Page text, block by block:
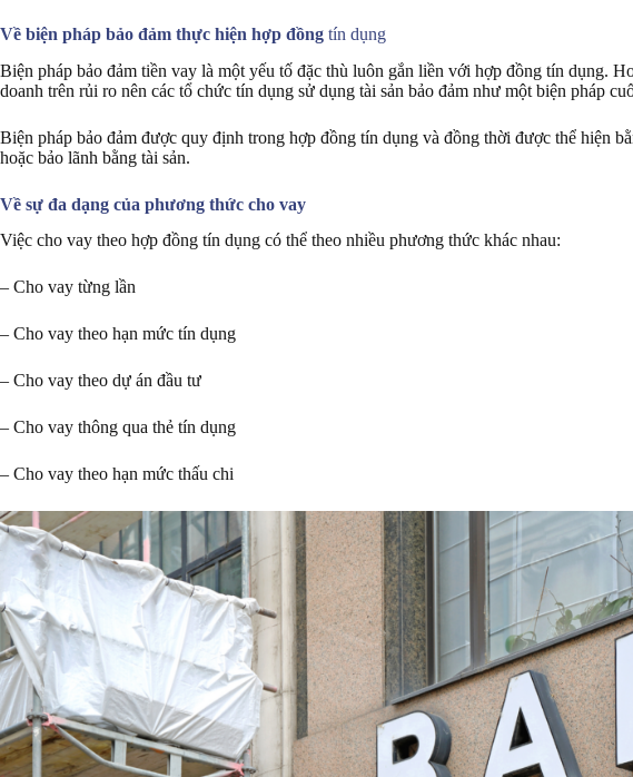
Về biện pháp bảo đảm thực hiện hợp đồng tín dụng
Biện pháp bảo đảm tiền vay là một yếu tố đặc thù luôn gắn liền với hợp đồng tín dụng.
doanh trên rủi ro nên các tổ chức tín dụng sử dụng tài sản bảo đảm như một biện pháp
Biện pháp bảo đảm được quy định trong hợp đồng tín dụng và đồng thời được thể hiện
hoặc bảo lãnh bằng tài sản.
Về sự đa dạng của phương thức cho vay
Việc cho vay theo hợp đồng tín dụng có thể theo nhiều phương thức khác nhau:
– Cho vay từng lần
– Cho vay theo hạn mức tín dụng
– Cho vay theo dự án đầu tư
– Cho vay thông qua thẻ tín dụng
– Cho vay theo hạn mức thấu chi